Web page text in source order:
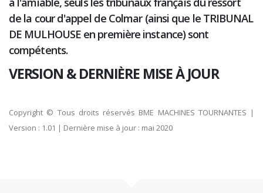
de la cour d'appel de Colmar (ainsi que le TRIBUNAL
DE MULHOUSE en première instance) sont
compétents.
VERSION & DERNIÈRE MISE À JOUR
Copyright © Tous droits réservés BME MACHINES TOURNANTES |
Version : 1.01 | Dernière mise à jour : mai 2020